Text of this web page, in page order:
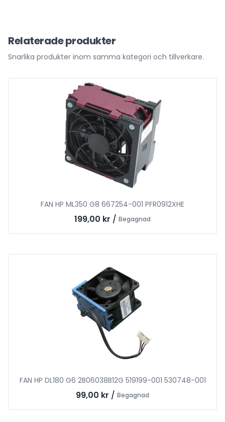
Relaterade produkter
Snarlika produkter inom samma kategori och tillverkare.
FAN HP ML350 G8 667254-001 PFR0912XHE
199,00 kr / Begagnad
FAN HP DL180 G6 2B06038B12G 519199-001 530748-001
99,00 kr / Begagnad